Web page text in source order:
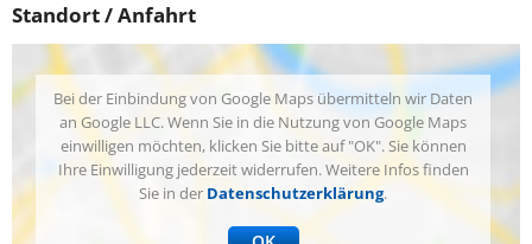
Standort / Anfahrt
Bei der Einbindung von Google Maps übermitteln wir Daten
an Google LLC. Wenn Sie in die Nutzung von Google Maps
einwilligen möchten, klicken Sie bitte auf "OK". Sie können
Ihre Einwilligung jederzeit widerrufen. Weitere Infos finden
Sie in der Datenschutzerklärung.